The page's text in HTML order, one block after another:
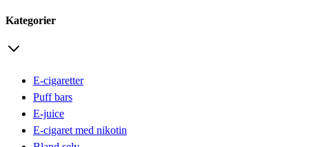
Kategorier
E-cigaretter
Puff bars
E-juice
E-cigaret med nikotin